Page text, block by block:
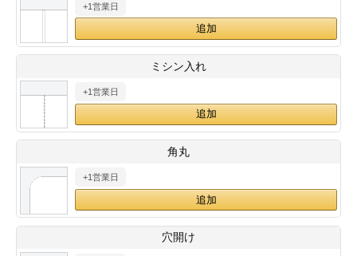
＆盛り上げ印刷
型マル型印刷
ード印刷
刷
印刷
印刷
形マル型
印刷
刷
1
2 3
9 10 11
12
14
15 16 17 18
19
26
28
29 30
・・休業日
+1営業日
ミシン入れ
+1営業日
角丸
+1営業日
穴開け